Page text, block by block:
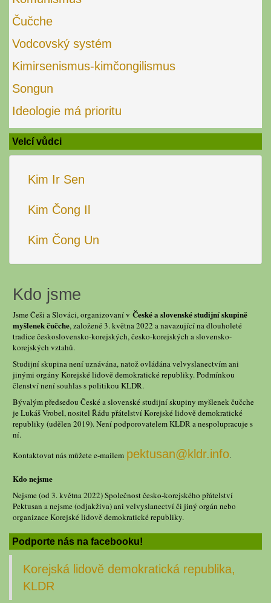
Čučche
Vodcovský systém
Kimirsenismus-kimčongilismus
Songun
Ideologie má prioritu
Velcí vůdci
Kim Ir Sen
Kim Čong Il
Kim Čong Un
Kdo jsme
Jsme Češi a Slováci, organizovaní v České a slovenské studijní skupině
myšlenek čučche, založené 3. května 2022 a navazující na dlouholeté
tradice československo-korejských, česko-korejských a slovensko-
korejských vztahů.
Studijní skupina není uznávána, natož ovládána velvyslanectvím ani
jinými orgány Korejské lidově demokratické republiky. Podmínkou
členství není souhlas s politikou KLDR.
Bývalým předsedou České a slovenské studijní skupiny myšlenek čučche
je Lukáš Vrobel, nositel Řádu přátelství Korejské lidově demokratické
republiky (udělen 2019). Není podporovatelem KLDR a nespolupracuje s
ní.
Kontaktovat nás můžete e-mailem pektusan@kldr.info.
Kdo nejsme
Nejsme (od 3. května 2022) Společnost česko-korejského přátelství
Pektusan a nejsme (odjakživa) ani velvyslanectví či jiný orgán nebo
organizace Korejské lidově demokratické republiky.
Podporte nás na facebooku!
Korejská lidově demokratická republika,
KLDR